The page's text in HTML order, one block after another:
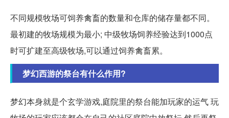
不同规模牧场可饲养禽畜的数量和仓库的储存量都不同。
最初建的牧场规模为最小; 中级牧场饲养经验达到1000点
时可扩建至高级牧场,可以通过饲养禽畜累。
梦幻西游的祭台有什么作用?
梦幻本身就是个玄学游戏,庭院里的祭台能加玩家的运气 玩